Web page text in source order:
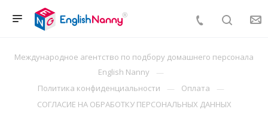
Международное агентство по подбору домашнего персонала
English Nanny
Политика конфиденциальности
Оплата
СОГЛАСИЕ НА ОБРАБОТКУ ПЕРСОНАЛЬНЫХ ДАННЫХ